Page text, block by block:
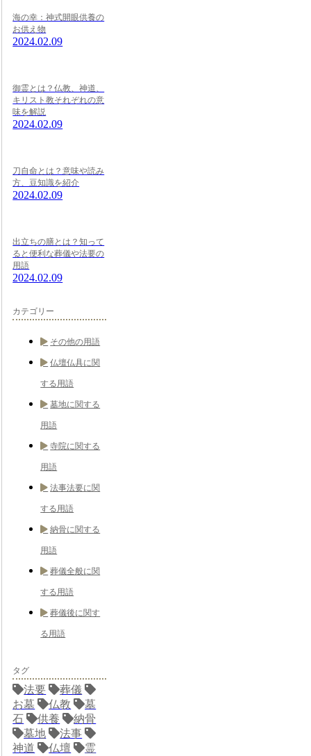
海の幸：神式開眼供養の
お供え物
2024.02.09
御霊とは？仏教、神道、
キリスト教それぞれの意
味を解説
2024.02.09
刀自命とは？意味や読み
方、豆知識を紹介
2024.02.09
出立ちの膳とは？知って
ると便利な葬儀や法要の
用語
2024.02.09
カテゴリー
その他の用語
仏壇仏具に関
する用語
墓地に関する
用語
寺院に関する
用語
法事法要に関
する用語
納骨に関する
用語
葬儀全般に関
する用語
葬儀後に関す
る用語
タグ
法要
葬儀
お墓
仏教
墓
石
供養
納骨
墓地
法事
神道
仏壇
霊